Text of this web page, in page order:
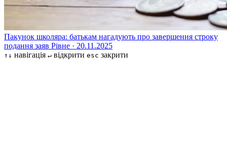
Пакунок школяра: батькам нагадують про завершення строку
подання заяв Рівне · 20.11.2025
↑↓ навігація ↵ відкрити esc закрити